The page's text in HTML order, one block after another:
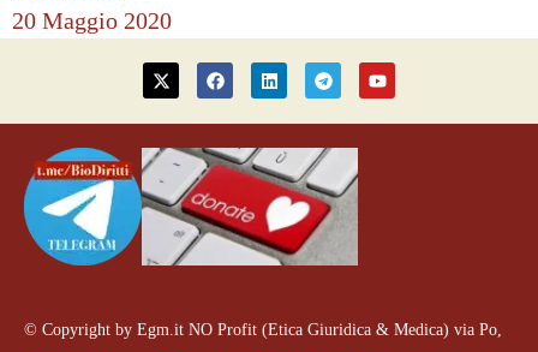
20 Maggio 2020
© Copyright by Egm.it NO Profit (Etica Giuridica & Medica) via Po,